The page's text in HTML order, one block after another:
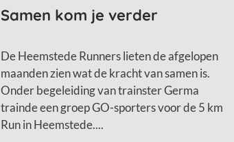
Samen kom je verder
De Heemstede Runners lieten de afgelopen
maanden zien wat de kracht van samen is.
Onder begeleiding van trainster Germa
trainde een groep GO-sporters voor de 5 km
Run in Heemstede....